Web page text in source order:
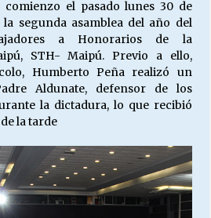
comienzo el pasado lunes 30 de
la segunda asamblea del año del
a Honorarios de la
STH- Maipú. Previo a ello,
Humberto Peña realizó un
Aldunate, defensor de los
la dictadura, lo que recibió
la tarde